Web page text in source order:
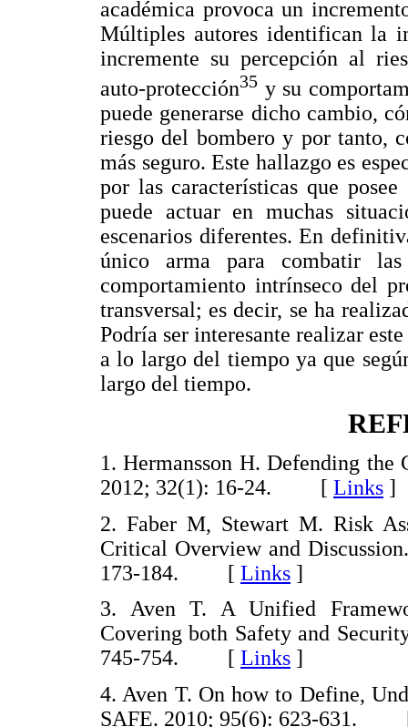
académica provoca un
Múltiples autores identifican la
incremente su percepción al
auto-protección35 y su
puede generarse dicho cambio,
riesgo del bombero y por tanto,
más seguro. Este hallazgo es
por las características que
puede actuar en muchas
escenarios diferentes. En
único arma para combatir las
comportamiento intrínseco del
transversal; es decir, se ha
Podría ser interesante realizar
a lo largo del tiempo ya que
largo del tiempo.
1. Hermansson H. Defending
2012; 32(1): 16-24. [ Links ]
2. Faber M, Stewart M. Risk
Critical Overview and
173-184. [ Links ]
3. Aven T. A Unified
Covering both Safety and
745-754. [ Links ]
4. Aven T. On how to Define,
SAFE. 2010; 95(6): 623-